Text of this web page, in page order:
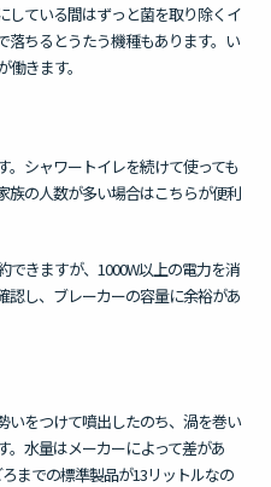
している間はずっと菌を取り除くイ
落ちるとうたう機種もあります。い
きます。
シャワートイレを続けて使っても
族の人数が多い場合はこちらが便利
できますが、1000W以上の電力を消
認し、ブレーカーの容量に余裕があ
いをつけて噴出したのち、渦を巻い
。水量はメーカーによって差があ
までの標準製品が13リットルなの